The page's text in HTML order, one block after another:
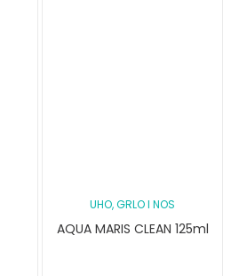
UHO, GRLO I NOS
AQUA MARIS CLEAN 125ml